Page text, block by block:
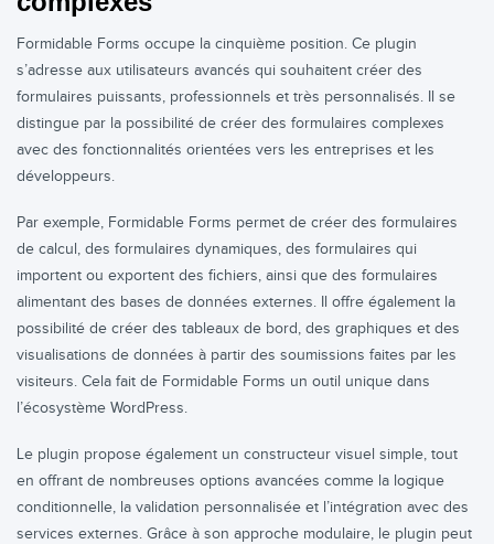
Formidable Forms occupe la cinquième position. Ce plugin
s’adresse aux utilisateurs avancés qui souhaitent créer des
formulaires puissants, professionnels et très personnalisés. Il se
distingue par la possibilité de créer des formulaires complexes
avec des fonctionnalités orientées vers les entreprises et les
développeurs.
Par exemple, Formidable Forms permet de créer des formulaires
de calcul, des formulaires dynamiques, des formulaires qui
importent ou exportent des fichiers, ainsi que des formulaires
alimentant des bases de données externes. Il offre également la
possibilité de créer des tableaux de bord, des graphiques et des
visualisations de données à partir des soumissions faites par les
visiteurs. Cela fait de Formidable Forms un outil unique dans
l’écosystème WordPress.
Le plugin propose également un constructeur visuel simple, tout
en offrant de nombreuses options avancées comme la logique
conditionnelle, la validation personnalisée et l’intégration avec des
services externes. Grâce à son approche modulaire, le plugin peut